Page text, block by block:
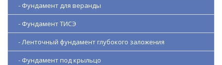
- Фундамент для веранды
- Фундамент ТИСЭ
- Ленточный фундамент глубокого заложения
- Фундамент под крыльцо